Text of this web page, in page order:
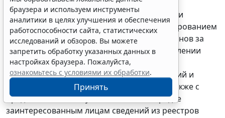
лицензиатов за нарушение лицензионных
требований и условий, возобновлением или
прекращением действия лицензий, аннулированием
лицензий, контролем лицензирующих органов за
соблюдением лицензиатами при осуществлении
лицензируемых видов деятельности
соответствующих лицензионных требований и
условий, ведением реестров лицензий, а также с
предоставлением в установленном порядке
заинтересованным лицам сведений из реестров
браузера и используем инструменты
аналитики в целях улучшения и обеспечения
работоспособности сайта, статистических
исследований и обзоров. Вы можете
запретить обработку указанных данных в
настройках браузера. Пожалуйста,
ознакомьтесь с условиями их обработки.
Принять